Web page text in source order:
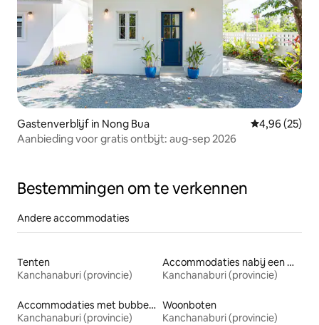
Gastenverblijf in Nong Bua Gemiddelde
4,96 (25)
Aanbieding voor gratis ontbijt: aug-sep 2026
Bestemmingen om te verkennen
Andere accommodaties
Tenten
Kanchanaburi (provincie)
Accommodaties nabij een meer
Kanchanaburi (provincie)
Accommodaties met bubbelbad
Kanchanaburi (provincie)
Woonboten
Kanchanaburi (provincie)